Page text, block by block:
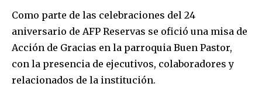
Como parte de las celebraciones del 24
aniversario de AFP Reservas se ofició una misa de
Acción de Gracias en la parroquia Buen Pastor,
con la presencia de ejecutivos, colaboradores y
relacionados de la institución.